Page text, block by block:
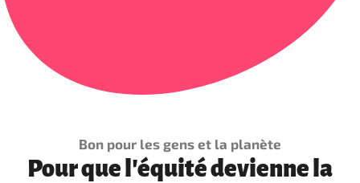
Bon pour les gens et la planète
Pour que l'équité devienne la